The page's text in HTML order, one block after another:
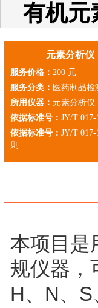
有机元
元素分析仪
服务价格： 200 元
服务分类： 医药制品检
所用仪器： 元素分析仪
依据标准号： JY/T 017-
依据标准号： JY/T
则
本项目是
规仪器，
H、 N、 S